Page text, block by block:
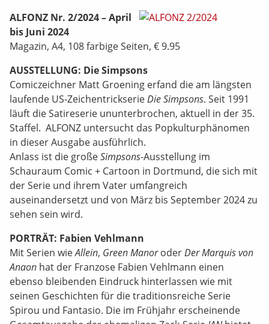
ALFONZ Nr. 2/2024 – April
bis Juni 2024
Magazin, A4, 108 farbige Seiten, € 9.95
AUSSTELLUNG: Die Simpsons
Comiczeichner Matt Groening erfand die am längsten
laufende US-ZeichentrickserieDie Simpsons. Seit 1991
läuft die Satireserie ununterbrochen, aktuell in der 35.
Staffel. ALFONZ untersucht das Popkulturphänomen
in dieser Ausgabe ausführlich.
Anlass ist die großeSimpsons-Ausstellung im
Schauraum Comic + Cartoon in Dortmund, die sich mit
der Serie und ihrem Vater umfangreich
auseinandersetzt und von März bis September 2024 zu
sehen sein wird.
PORTRÄT: Fabien Vehlmann
Mit Serien wieAllein, Green ManoroderDer Marquis von
Anaon hat der Franzose Fabien Vehlmann einen
ebenso bleibenden Eindruck hinterlassen wie mit
seinen Geschichten für die traditionsreiche Serie
Spirou und Fantasio. Die im Frühjahr erscheinende